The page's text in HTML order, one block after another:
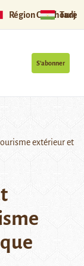
Région Ouïghoure
S’abonner
extérieur et